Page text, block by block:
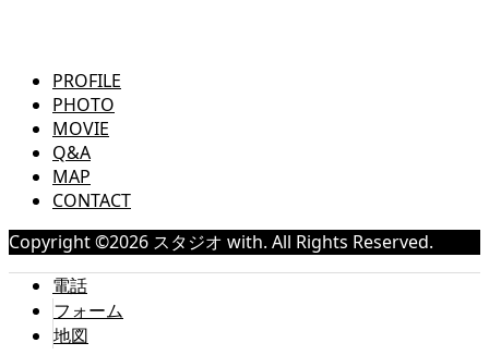
PROFILE
PHOTO
MOVIE
Q&A
MAP
CONTACT
Copyright ©2026 スタジオ with. All Rights Reserved.
電話
フォーム
地図